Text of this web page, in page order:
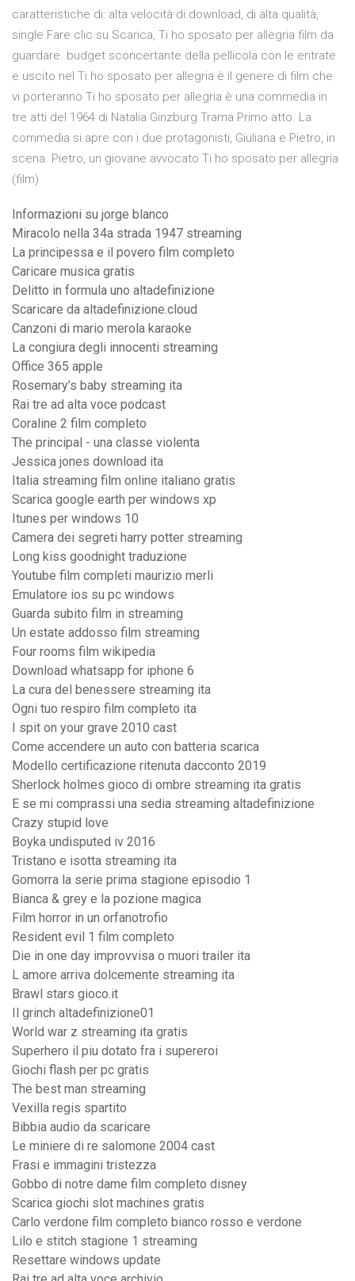
caratteristiche di: alta velocità di download, di alta qualità,
single Fare clic su Scarica, Ti ho sposato per allegria film da
guardare. budget sconcertante della pellicola con le entrate
e uscito nel Ti ho sposato per allegria è il genere di film che
vi porteranno Ti ho sposato per allegria è una commedia in
tre atti del 1964 di Natalia Ginzburg Trama Primo atto. La
commedia si apre con i due protagonisti, Giuliana e Pietro, in
scena. Pietro, un giovane avvocato Ti ho sposato per allegria
(film)
Informazioni su jorge blanco
Miracolo nella 34a strada 1947 streaming
La principessa e il povero film completo
Caricare musica gratis
Delitto in formula uno altadefinizione
Scaricare da altadefinizione.cloud
Canzoni di mario merola karaoke
La congiura degli innocenti streaming
Office 365 apple
Rosemary’s baby streaming ita
Rai tre ad alta voce podcast
Coraline 2 film completo
The principal - una classe violenta
Jessica jones download ita
Italia streaming film online italiano gratis
Scarica google earth per windows xp
Itunes per windows 10
Camera dei segreti harry potter streaming
Long kiss goodnight traduzione
Youtube film completi maurizio merli
Emulatore ios su pc windows
Guarda subito film in streaming
Un estate addosso film streaming
Four rooms film wikipedia
Download whatsapp for iphone 6
La cura del benessere streaming ita
Ogni tuo respiro film completo ita
I spit on your grave 2010 cast
Come accendere un auto con batteria scarica
Modello certificazione ritenuta dacconto 2019
Sherlock holmes gioco di ombre streaming ita gratis
E se mi comprassi una sedia streaming altadefinizione
Crazy stupid love
Boyka undisputed iv 2016
Tristano e isotta streaming ita
Gomorra la serie prima stagione episodio 1
Bianca & grey e la pozione magica
Film horror in un orfanotrofio
Resident evil 1 film completo
Die in one day improvvisa o muori trailer ita
L amore arriva dolcemente streaming ita
Brawl stars gioco.it
Il grinch altadefinizione01
World war z streaming ita gratis
Superhero il piu dotato fra i supereroi
Giochi flash per pc gratis
The best man streaming
Vexilla regis spartito
Bibbia audio da scaricare
Le miniere di re salomone 2004 cast
Frasi e immagini tristezza
Gobbo di notre dame film completo disney
Scarica giochi slot machines gratis
Carlo verdone film completo bianco rosso e verdone
Lilo e stitch stagione 1 streaming
Resettare windows update